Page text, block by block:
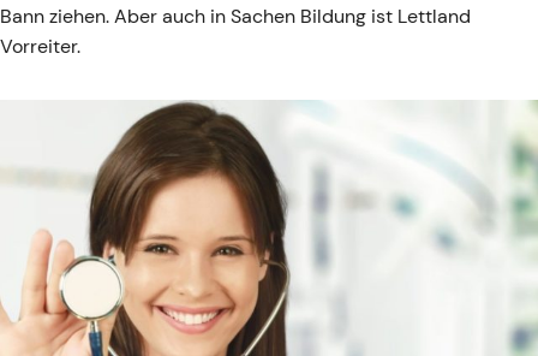
Bann ziehen. Aber auch in Sachen Bildung ist Lettland
Vorreiter.